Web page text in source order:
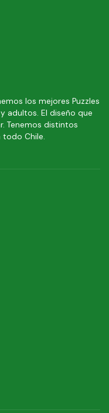
los mejores Puzzles
adultos. El diseño que
Tenemos distintos
todo Chile.